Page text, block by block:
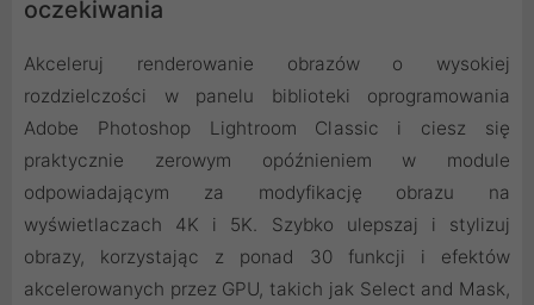
oczekiwania
Akceleruj renderowanie obrazów o wysokiej
rozdzielczości w panelu biblioteki oprogramowania
Adobe Photoshop Lightroom Classic i ciesz się
praktycznie zerowym opóźnieniem w module
odpowiadającym za modyfikację obrazu na
wyświetlaczach 4K i 5K. Szybko ulepszaj i stylizuj
obrazy, korzystając z ponad 30 funkcji i efektów
akcelerowanych przez GPU, takich jak Select and Mask,